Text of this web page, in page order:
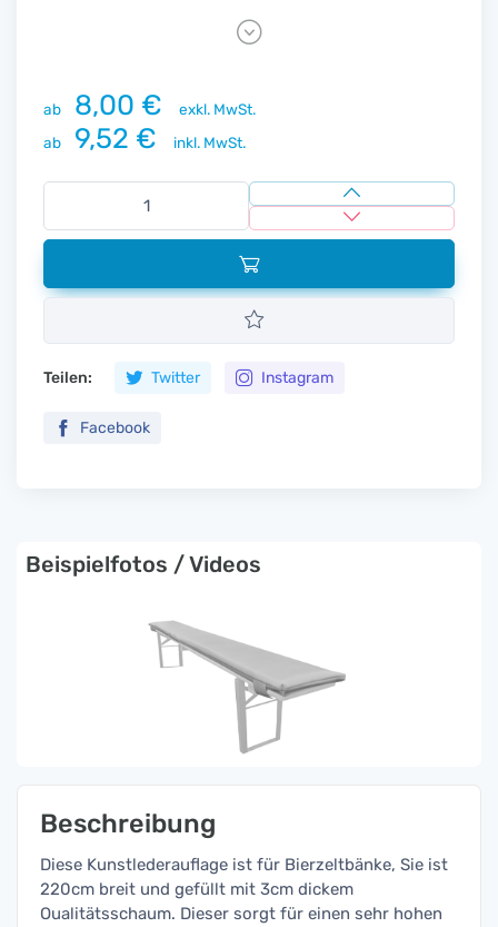
Next
ab 8,00 €
exkl. MwSt.
ab
9,52 € inkl. MwSt.
Teilen: Twitter Instagram
Facebook
Beispielfotos / Videos
Beschreibung
Diese Kunstlederauflage ist für Bierzeltbänke, Sie ist
220cm breit und gefüllt mit 3cm dickem
Oualitätsschaum. Dieser sorgt für einen sehr hohen